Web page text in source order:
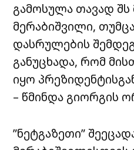
გამოსულა თავად შს
მერაბიშვილი,
დასრულების
განუცხადა, რომ
იყო
– წმინდა გიორგის
”ნეტგაზეთი”